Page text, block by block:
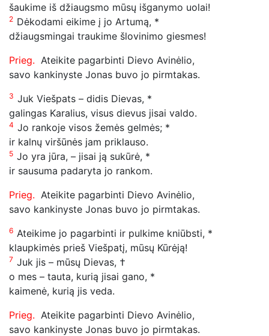
šaukime iš džiaugsmo mūsų išganymo uolai!
2 Dėkodami eikime į jo Artumą, *
džiaugsmingai traukime šlovinimo giesmes!
Prieg. Ateikite pagarbinti Dievo Avinėlio,
savo kankinyste Jonas buvo jo pirmtakas.
3 Juk Viešpats – didis Dievas, *
galingas Karalius, visus dievus jisai valdo.
4 Jo rankoje visos žemės gelmės; *
ir kalnų viršūnės jam priklauso.
5 Jo yra jūra, – jisai ją sukūrė, *
ir sausuma padaryta jo rankom.
Prieg. Ateikite pagarbinti Dievo Avinėlio,
savo kankinyste Jonas buvo jo pirmtakas.
6 Ateikime jo pagarbinti ir pulkime kniūbsti, *
klaupkimės prieš Viešpatį, mūsų Kūrėją!
7 Juk jis – mūsų Dievas, †
o mes – tauta, kurią jisai gano, *
kaimenė, kurią jis veda.
Prieg. Ateikite pagarbinti Dievo Avinėlio,
savo kankinyste Jonas buvo jo pirmtakas.